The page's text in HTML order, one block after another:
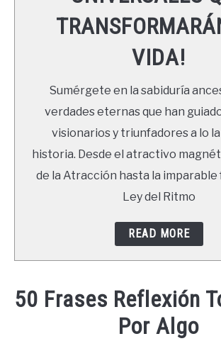
RECURSOS
NEWSLETTER
VIDA!
Sumérgete en la sabiduría
verdades eternas que han
visionarios y triunfadores a lo
historia. Desde el atractivo
de la Atracción hasta la imparable
Ley del Ritmo
READ MORE
50 Frases Reflexión
Por Algo